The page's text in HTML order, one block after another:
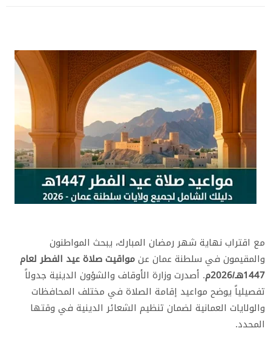
مع اقتراب نهاية شهر رمضان المبارك، يبحث المواطنون
والمقيمون في سلطنة عمان عنمواقيت صلاة عيد الفطر لعام
1447هـ/2026م
. أصدرت وزارة الأوقاف والشؤون الدينية جدولاً
تفصيلياً يوضح مواعيد إقامة الصلاة في مختلف المحافظات
والولايات العمانية لضمان تنظيم الشعائر الدينية في وقتها
المحدد.